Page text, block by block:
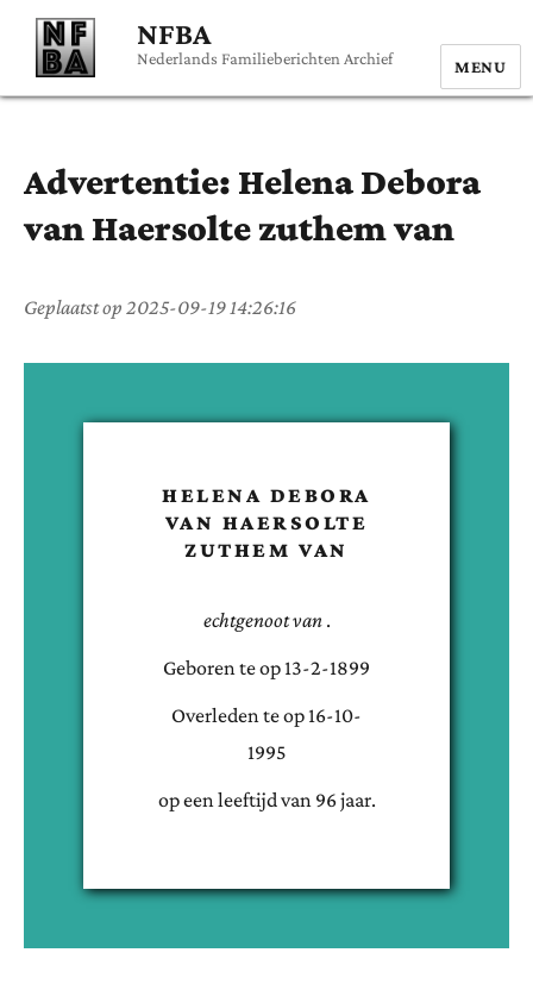
NFBA
Nederlands Familieberichten Archief MENU
Advertentie: Helena Debora
van Haersolte zuthem van
Geplaatst op 2025-09-19 14:26:16
HELENA DEBORA
VAN HAERSOLTE
ZUTHEM VAN
echtgenoot van .
Geboren teop 13-2-1899
Overleden teop 16-10-
1995
op een leeftijd van 96jaar.